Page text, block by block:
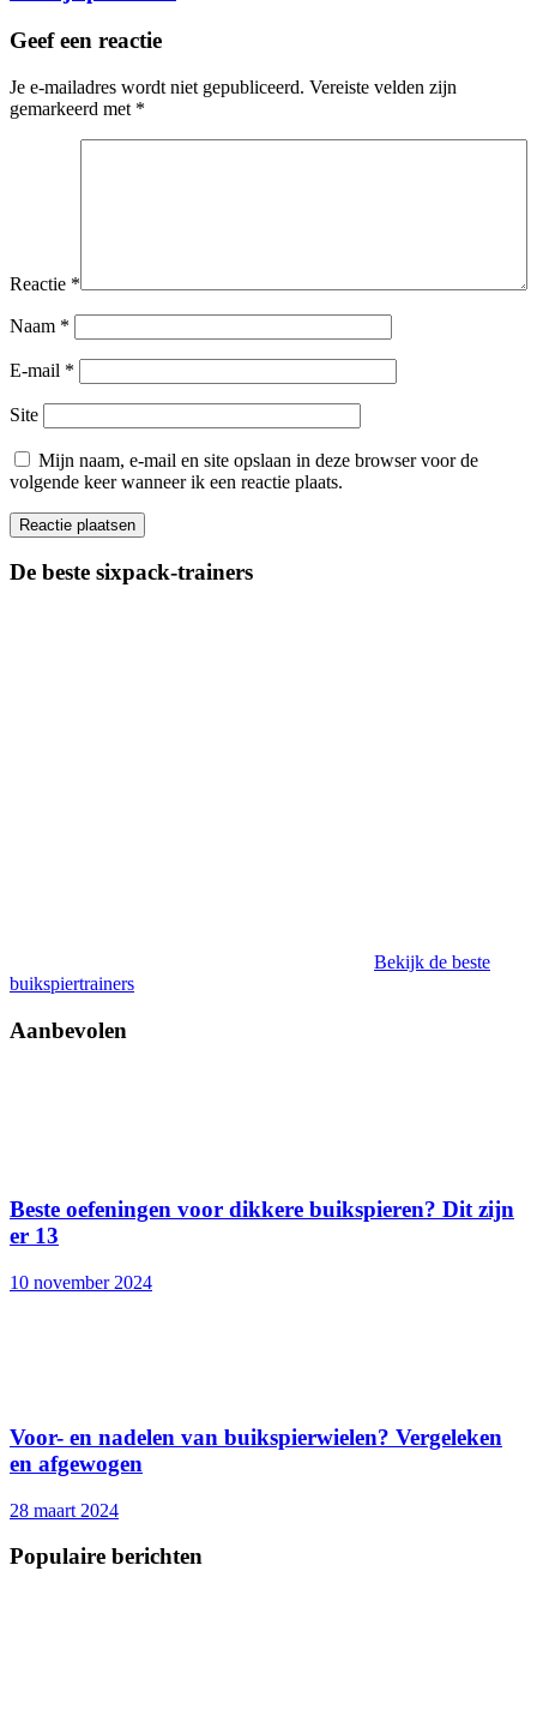
Geef een reactie
Je e-mailadres wordt niet gepubliceerd. Vereiste velden zijn
gemarkeerd met *
Reactie *
Naam *
E-mail *
Site
Mijn naam, e-mail en site opslaan in deze browser voor de
volgende keer wanneer ik een reactie plaats.
De beste sixpack-trainers
Bekijk de beste
buikspiertrainers
Aanbevolen
Beste oefeningen voor dikkere buikspieren? Dit zijn
er 13
10 november 2024
Voor- en nadelen van buikspierwielen? Vergeleken
en afgewogen
28 maart 2024
Populaire berichten